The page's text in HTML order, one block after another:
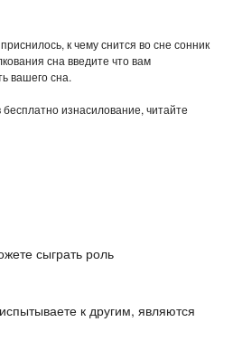
к чему снится во сне сонник
сна введите что вам
вашего сна.
изнасилование, читайте
сыграть роль
к другим, являются